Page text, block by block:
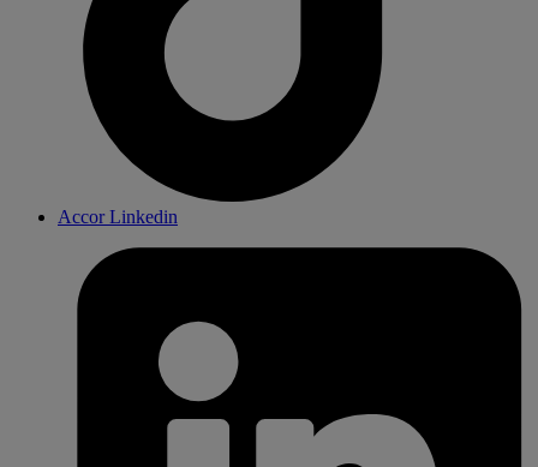
Accor Linkedin